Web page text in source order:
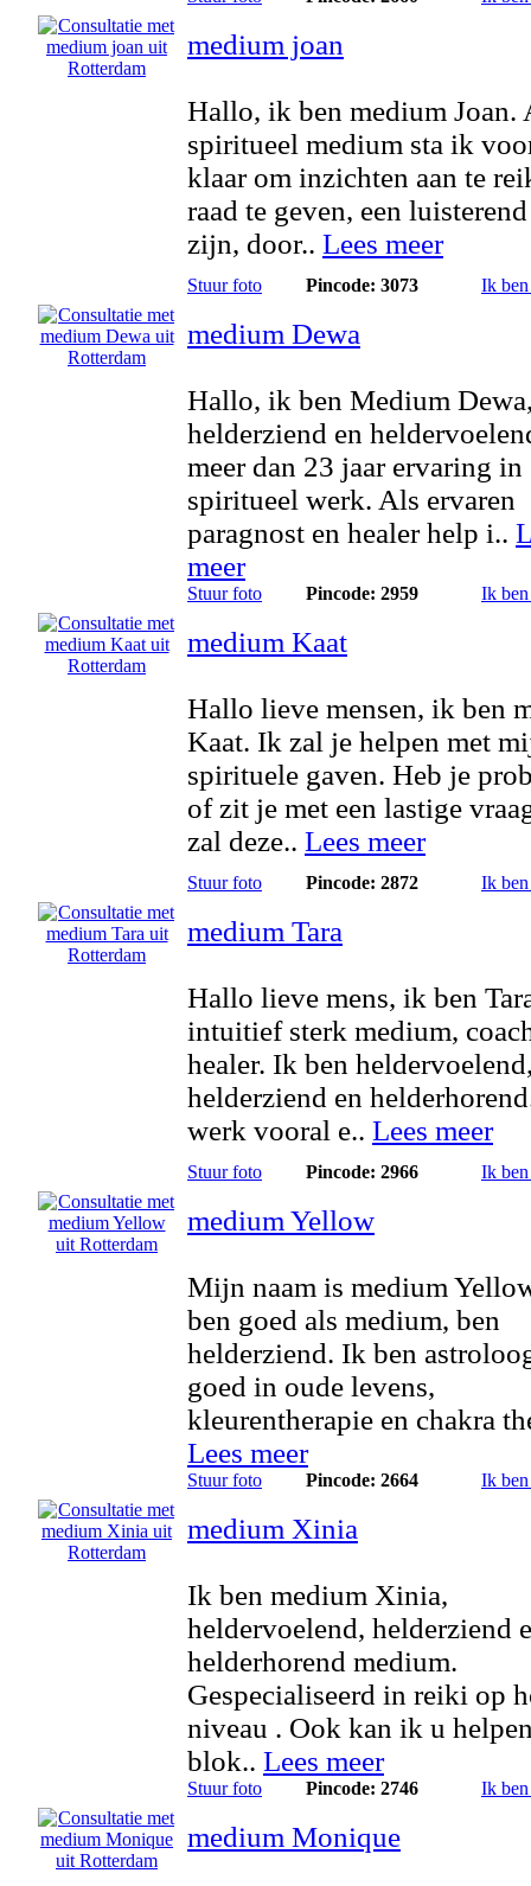
medium joan
Hallo, ik ben medium Joan.
spiritueel medium sta ik
klaar om inzichten aan te
raad te geven, een
zijn, door.. Lees meer
Stuur foto Pincode: 3073 Ik
medium Dewa
Hallo, ik ben Medium
helderziend en
meer dan 23 jaar ervaring in
spiritueel werk. Als ervaren
paragnost en healer help i..
meer
Stuur foto Pincode: 2959 Ik
medium Kaat
Hallo lieve mensen, ik ben
Kaat. Ik zal je helpen met
spirituele gaven. Heb je
of zit je met een lastige
zal deze.. Lees meer
Stuur foto Pincode: 2872 Ik
medium Tara
Hallo lieve mens, ik ben
intuitief sterk medium,
healer. Ik ben
helderziend en
werk vooral e.. Lees meer
Stuur foto Pincode: 2966 Ik
medium Yellow
Mijn naam is medium
ben goed als medium, ben
helderziend. Ik ben
goed in oude levens,
kleurentherapie en chakra
Lees meer
Stuur foto Pincode: 2664 Ik
medium Xinia
Ik ben medium Xinia,
heldervoelend, helderziend
helderhorend medium.
Gespecialiseerd in reiki op
niveau . Ook kan ik u
blok.. Lees meer
Stuur foto Pincode: 2746 Ik
medium Monique